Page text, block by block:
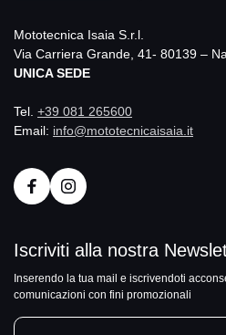
Mototecnica Isaia S.r.l.
Via Carriera Grande, 41- 80139 –
UNICA SEDE
Tel. +39 081 265600
Email: info@mototecnicaisaia.it
Iscriviti alla nostra
Inserendo la tua mail e iscrivendoti
comunicazioni con fini promozionali